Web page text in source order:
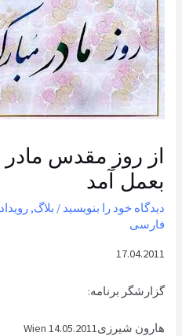
از روز مقدس مادر
بعمل آمد
دیدگاه‌ خود را بنویسید / بلاگ,
فارسی
17.04.2011
گزارشگر برنامه:
هارون شیرزی14.05.2011 Wien